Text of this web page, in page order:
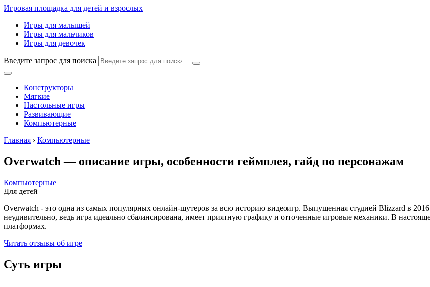
Игровая площадка для детей и взрослых
Игры для малышей
Игры для мальчиков
Игры для девочек
Введите запрос для поиска
Конструкторы
Мягкие
Настольные игры
Развивающие
Компьютерные
Главная › Компьютерные
Overwatch — описание игры, особенности геймплея, гайд по персонажам
Компьютерные
Для детей
Overwatch - это одна из самых популярных онлайн-шутеров за всю историю видеоигр. Выпущенная студией Blizzard в
неудивительно, ведь игра идеально сбалансирована, имеет приятную графику и отточенные игровые механики. В
платформах.
Читать отзывы об игре
Суть игры